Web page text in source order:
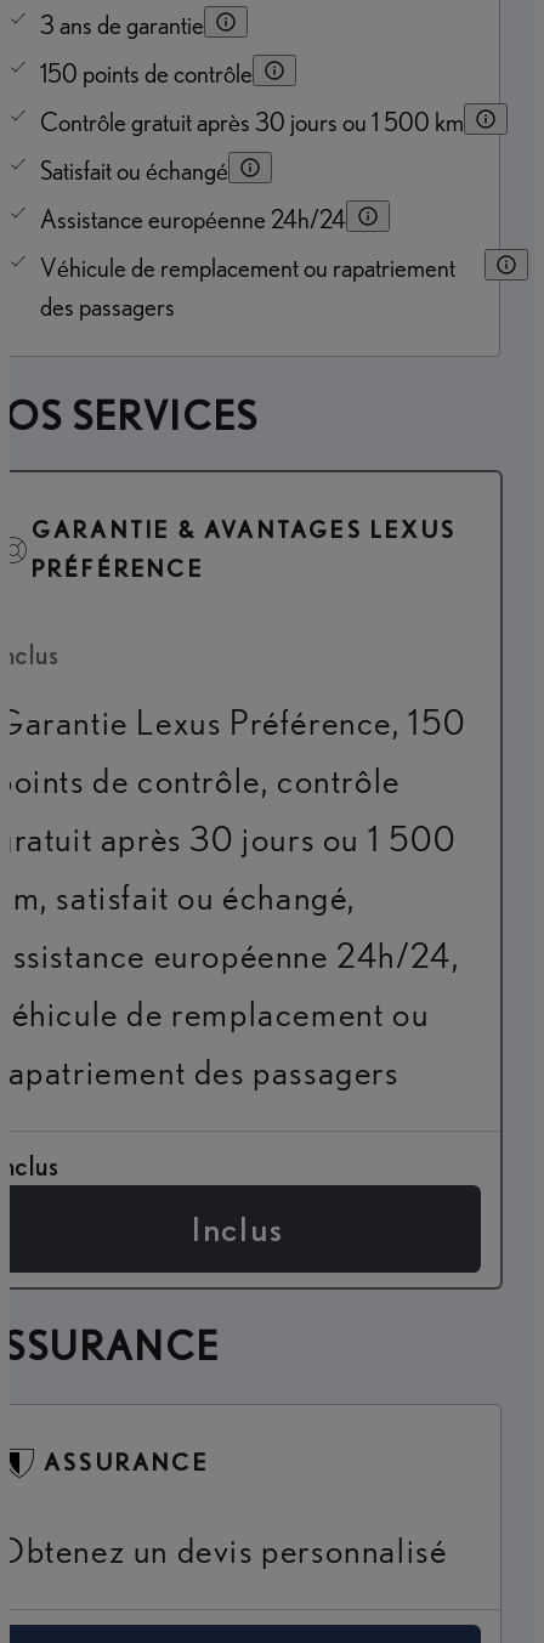
3 ans de garantie
150 points de contrôle
Contrôle gratuit après 30 jours ou 1 500 km
Satisfait ou échangé
Assistance européenne 24h/24
Véhicule de remplacement ou rapatriement
des passagers
SERVICES
GARANTIE & AVANTAGES LEXUS
PRÉFÉRENCE
Lexus Préférence, 150
de contrôle, contrôle
après 30 jours ou 1 500
satisfait ou échangé,
européenne 24h/24,
de remplacement ou
des passagers
Inclus
ASSURANCE
un devis personnalisé